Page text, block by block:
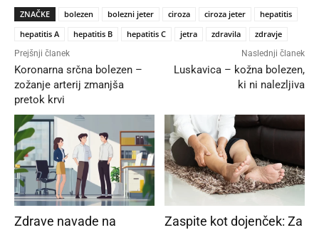
ZNAČKE bolezen bolezni jeter ciroza ciroza jeter
hepatitis
hepatitis A
hepatitis B hepatitis C jetra zdravila zdravje
Prejšnji članek
Koronarna srčna bolezen –
zožanje arterij zmanjša
pretok krvi
Naslednji članek
Luskavica – kožna bolezen,
ki ni nalezljiva
Zdrave navade na
Zaspite kot dojenček: Za